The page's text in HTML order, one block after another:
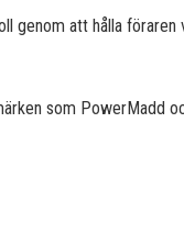
genom att hålla
som PowerMadd